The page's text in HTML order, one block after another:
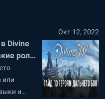
Окт 12, 2022
Divine
роли
или
и